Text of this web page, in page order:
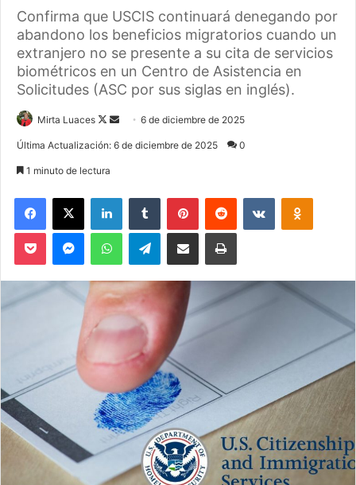
Confirma que USCIS continuará denegando por
abandono los beneficios migratorios cuando un
extranjero no se presente a su cita de servicios
biométricos en un Centro de Asistencia en
Solicitudes (ASC por sus siglas en inglés).
Mirta Luaces
F
o
w
o
n
a
e
i
l
6 de diciembre de 2025
Última Actualización: 6 de diciembre de 2025 0
1 minuto de lectura
Telegram